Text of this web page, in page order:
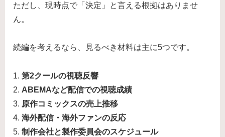
ただし、現時点で「決定」と言える根拠はありませ
ん。
続編を考えるなら、見るべき材料は主に5つです。
1. 第2クールの視聴反響
2. ABEMAなど配信での視聴成績
3. 原作コミックスの売上推移
4. 海外配信・海外ファンの反応
5. 制作会社と製作委員会のスケジュール